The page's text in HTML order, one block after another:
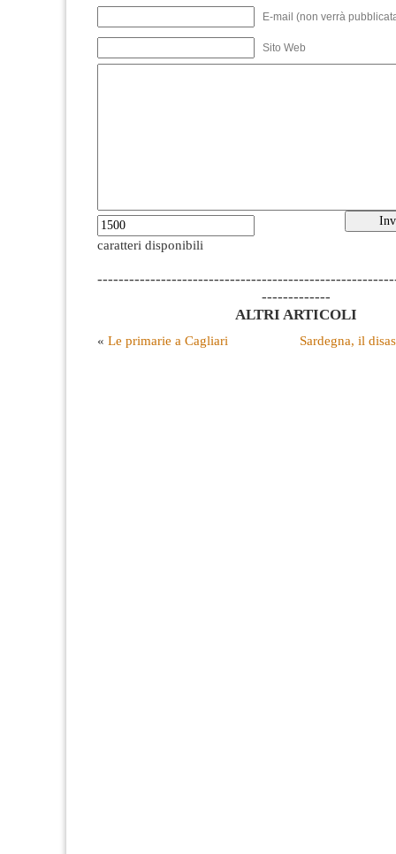
E-mail (non verrà
Sito Web
caratteri disponibili
-------------
ALTRI ARTICOLI
« Le primarie a Cagliari Sardegna, il